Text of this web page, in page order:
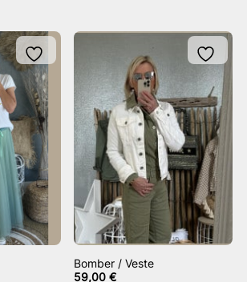
Bomber / Veste
59,00€